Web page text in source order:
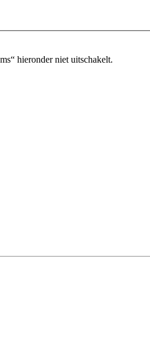
hieronder niet uitschakelt.